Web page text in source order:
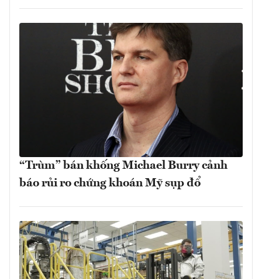
“Trùm” bán khống Michael Burry cảnh
báo rủi ro chứng khoán Mỹ sụp đổ